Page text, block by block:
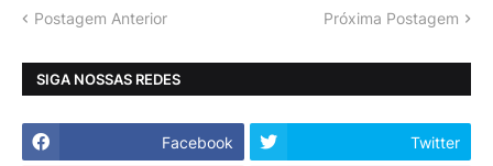
Postagem Anterior Próxima Postagem
SIGA NOSSAS REDES
Facebook Twitter